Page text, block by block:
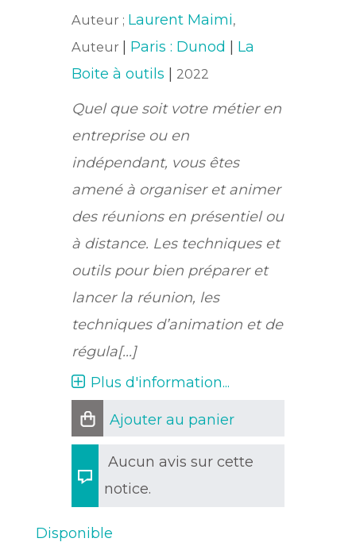
Auteur ; Laurent Maimi,
Auteur
Paris : Dunod
La
Boite à outils
2022
Quel que soit votre métier en
entreprise ou en
indépendant, vous êtes
amené à organiser et animer
des réunions en présentiel ou
à distance. Les techniques et
outils pour bien préparer et
lancer la réunion, les
techniques d’animation et de
régula[...]
Plus d'information...
Ajouter au panier
Aucun avis sur cette
notice.
Disponible